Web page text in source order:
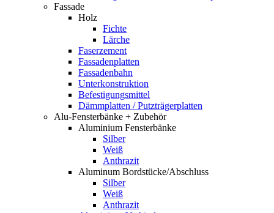
Fassade
Holz
Fichte
Lärche
Faserzement
Fassadenplatten
Fassadenbahn
Unterkonstruktion
Befestigungsmittel
Dämmplatten / Putzträgerplatten
Alu-Fensterbänke + Zubehör
Aluminium Fensterbänke
Silber
Weiß
Anthrazit
Aluminum Bordstücke/Abschluss
Silber
Weiß
Anthrazit